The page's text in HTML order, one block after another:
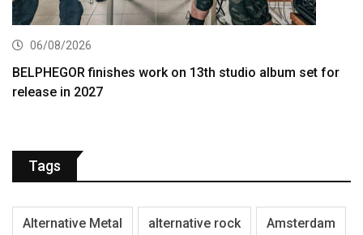
06/08/2026
BELPHEGOR finishes work on 13th studio album set for
release in 2027
Tags
Alternative Metal alternative rock Amsterdam